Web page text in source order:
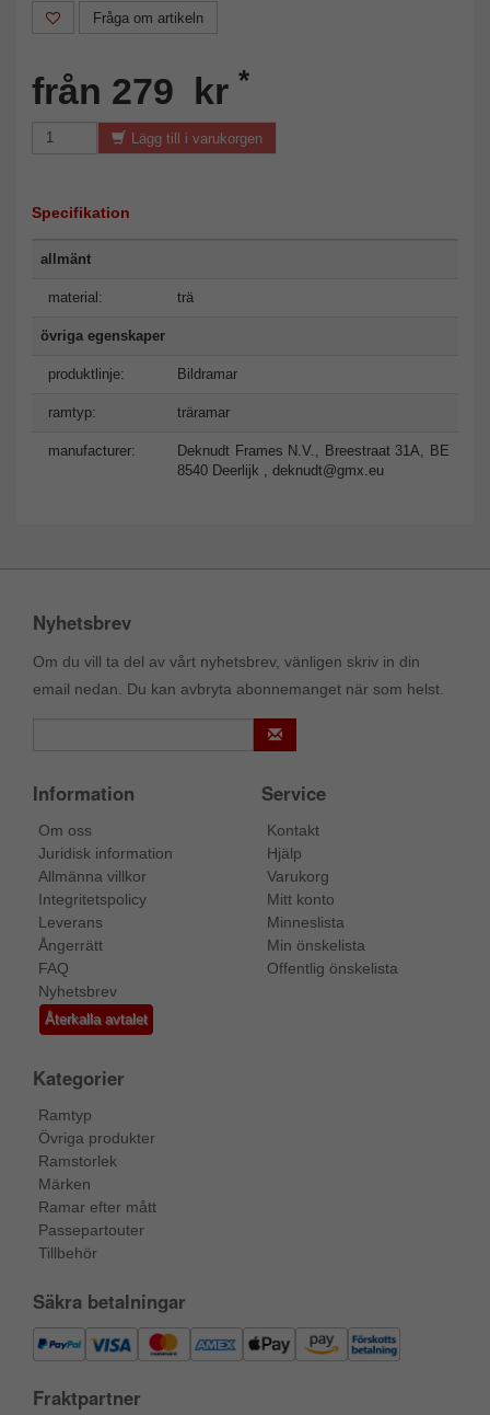
Fråga om artikeln
från 279 kr *
Lägg till i varukorgen
Specifikation
allmänt
material: trä
övriga egenskaper
produktlinje: Bildramar
ramtyp: träramar
manufacturer:
Deknudt Frames N.V., Breestraat 31A, BE
8540 Deerlijk , deknudt@gmx.eu
Nyhetsbrev
Om du vill ta del av vårt nyhetsbrev, vänligen skriv in din
email nedan. Du kan avbryta abonnemanget när som helst.
Information
Om oss
Juridisk information
Allmänna villkor
Integritetspolicy
Leverans
Ångerrätt
FAQ
Nyhetsbrev
Återkalla avtalet
Service
Kontakt
Hjälp
Varukorg
Mitt konto
Minneslista
Min önskelista
Offentlig önskelista
Kategorier
Ramtyp
Övriga produkter
Ramstorlek
Märken
Ramar efter mått
Passepartouter
Tillbehör
Säkra betalningar
Fraktpartner